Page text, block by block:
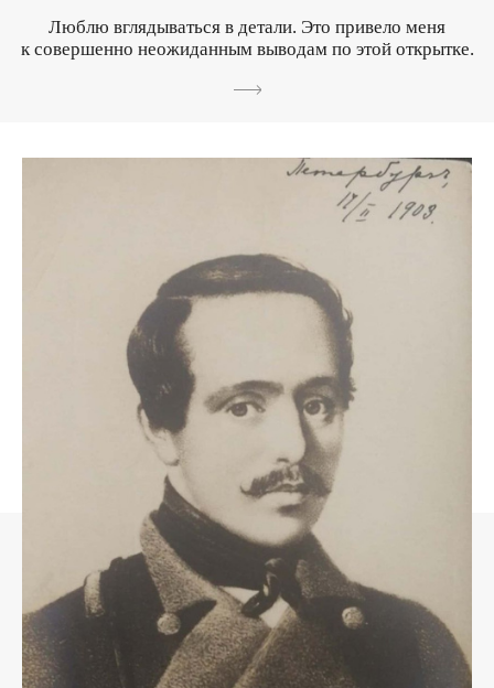
Люблю вглядываться в детали. Это привело меня
к совершенно неожиданным выводам по этой открытке.